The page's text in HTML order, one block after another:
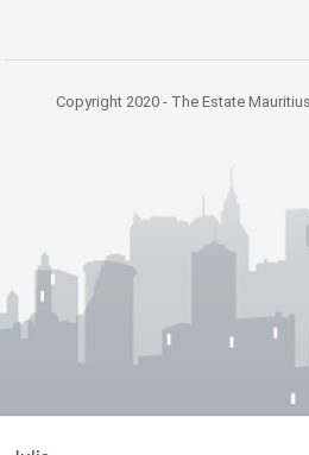
Copyright 2020 - The Estate